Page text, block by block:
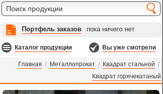
Портфель заказов пока ничего нет
Каталог продукции Вы уже смотрели
Главная / Металлопрокат / Квадрат стальной /
Квадрат горячекатаный